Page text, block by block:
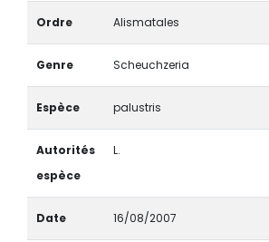
Ordre Alismatales
Genre Scheuchzeria
Espèce palustris
Autorités
espèce
L.
Date 16/08/2007